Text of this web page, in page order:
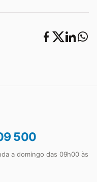
500
a domingo das 09h00 às